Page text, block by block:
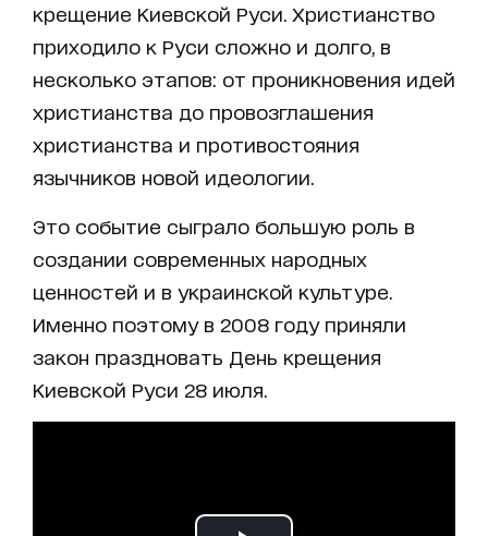
крещение Киевской Руси. Христианство
приходило к Руси сложно и долго, в
несколько этапов: от проникновения идей
христианства до провозглашения
христианства и противостояния
язычников новой идеологии.
Это событие сыграло большую роль в
создании современных народных
ценностей и в украинской культуре.
Именно поэтому в 2008 году приняли
закон праздновать День крещения
Киевской Руси 28 июля.